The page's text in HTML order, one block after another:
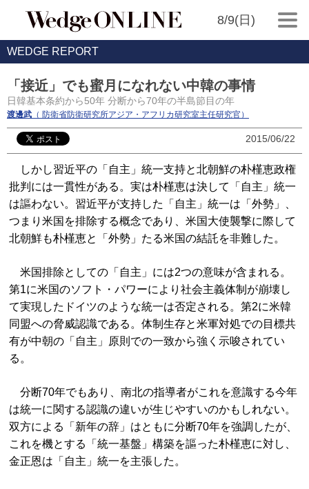
8/9(日)
WEDGE REPORT
「接近」でも蜜月になれない中韓の事情
日韓基本条約から50年 分断から70年の半島節目の年
渡邊武 （ 防衛省防衛研究所アジア・アフリカ研究室主任研究官）
2015/06/22
しかし習近平の「自主」統一支持と北朝鮮の朴槿恵政権
批判には一貫性がある。実は朴槿恵は決して「自主」統一
は謳わない。習近平が支持した「自主」統一は「外勢」、
つまり米国を排除する概念であり、米国大使襲撃に際して
北朝鮮も朴槿恵と「外勢」たる米国の結託を非難した。
米国排除としての「自主」には2つの意味が含まれる。
第1に米国のソフト・パワーにより社会主義体制が崩壊し
て実現したドイツのような統一は否定される。第2に米韓
同盟への脅威認識である。体制生存と米軍対処での目標共
有が中朝の「自主」原則での一致から強く示唆されてい
る。
分断70年でもあり、南北の指導者がこれを意識する今年
は統一に関する認識の違いが生じやすいのかもしれない。
双方による「新年の辞」はともに分断70年を強調したが、
これを機とする「統一基盤」構築を謳った朴槿恵に対し、
金正恩は「自主」統一を主張した。